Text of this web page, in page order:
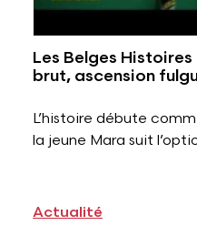
Les Belges
brut, ascension
L’histoire débute
la jeune Mara suit
Actualité